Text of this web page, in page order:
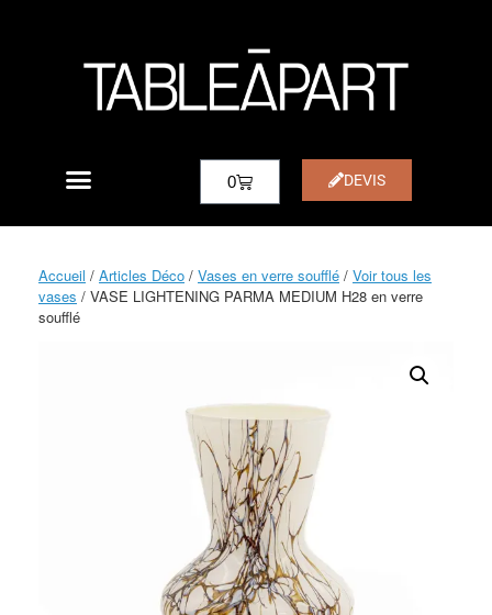
0 DEVIS
Accueil / Articles Déco / Vases en verre soufflé / Voir tous les
vases / VASE LIGHTENING PARMA MEDIUM H28 en verre
soufflé